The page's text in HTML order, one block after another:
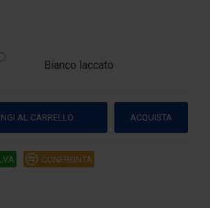
Bianco laccato
AL CARRELLO ACQUISTA
CONFRONTA